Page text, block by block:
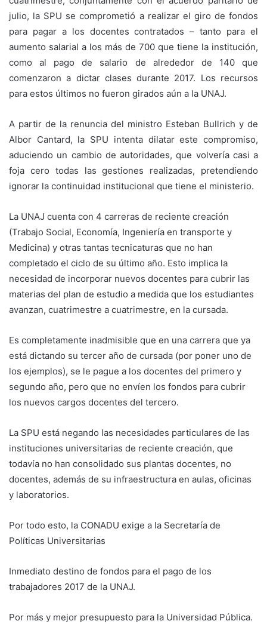
julio, la SPU se comprometió a realizar el giro de fondos
para pagar a los docentes contratados – tanto para el
aumento salarial a los más de 700 que tiene la institución,
como al pago de salario de alrededor de 140 que
comenzaron a dictar clases durante 2017. Los recursos
para estos últimos no fueron girados aún a la UNAJ.
A partir de la renuncia del ministro Esteban Bullrich y de
Albor Cantard, la SPU intenta dilatar este compromiso,
aduciendo un cambio de autoridades, que volvería casi a
foja cero todas las gestiones realizadas, pretendiendo
ignorar la continuidad institucional que tiene el ministerio.
La UNAJ cuenta con 4 carreras de reciente creación
(Trabajo Social, Economía, Ingeniería en transporte y
Medicina) y otras tantas tecnicaturas que no han
completado el ciclo de su último año. Esto implica la
necesidad de incorporar nuevos docentes para cubrir las
materias del plan de estudio a medida que los estudiantes
avanzan, cuatrimestre a cuatrimestre, en la cursada.
Es completamente inadmisible que en una carrera que ya
está dictando su tercer año de cursada (por poner uno de
los ejemplos), se le pague a los docentes del primero y
segundo año, pero que no envíen los fondos para cubrir
los nuevos cargos docentes del tercero.
La SPU está negando las necesidades particulares de las
instituciones universitarias de reciente creación, que
todavía no han consolidado sus plantas docentes, no
docentes, además de su infraestructura en aulas, oficinas
y laboratorios.
Por todo esto, la CONADU exige a la Secretaría de
Políticas Universitarias
Inmediato destino de fondos para el pago de los
trabajadores 2017 de la UNAJ.
Por más y mejor presupuesto para la Universidad Pública.